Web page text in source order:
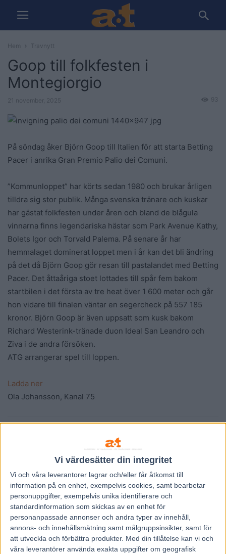
Vi värdesätter din integritet
Vi och våra leverantorer lagrar och/eller får åtkomst till
information på en enhet, exempelvis cookies, samt bearbetar
personuppgifter, exempelvis unika identifierare och
standardinformation som skickas av en enhet för
personanpassade annonser och andra typer av innehåll,
annons- och innehållsmätning samt målgruppsinsikter, samt för
att utveckla och förbättra produkter. Med din tillåtelse kan vi och
våra leverantörer använda exakta uppgifter om geografisk
Hem Travnytt
Goop till folkfesten i
Montegiorgio
21 november, 2025 93
På söndag åker Björn Goop till Italien för att starta Betting
Pacer i anrika Gran Premio Palio dei Comuni.
”Kommunloppet” har körts sedan 1980 och brukar årligen
tilldra sig stor publik. Många svenska tränare och kuskar
har gästat folkfesten under åren och bland de blågula
vinnarna finns legendariska hästar som Park Avenue Kathy,
Bolets Igor och Torvald Palema. På senare år har
hemmalaget dominerat loppet men i år kan det bli ändring
på det då Björn Goop gör resan till pastalandet med Betting
Pacer. Det åttaåriga stoet lottades till spår fem bakom
startbilen i det första av tre heat över 1 600 meter och går
hon vidare till finalen väntar en segercheck på 557 185
kronor. Björn Goop är även uppsatt som kusk bakom
Richard Westerink-tränade duon Ideal San Leandro och
Ziva i de andra försöken.
ATG arrangerar spel till loppen.
Ladda ner
Ola Johansson, Kanal 75
Föregående artikel
Segerlöse Lapp Love i
karriärens 206:e start
Nästa artikel
Nordströms stjärna till
RELATERADE ARTIKLAR